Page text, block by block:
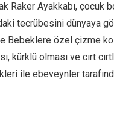
Raker Ayakkabı, çocuk
tecrübesini dünyaya
Bebeklere özel çizme
kürklü olması ve cırt
ile ebeveynler